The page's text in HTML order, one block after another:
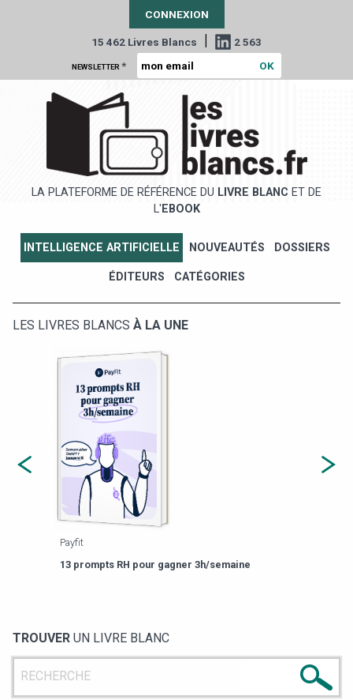
CONNEXION
15 462 Livres Blancs | 2 563
NEWSLETTER *
LA PLATEFORME DE RÉFÉRENCE DU LIVRE BLANC ET DE
L' EBOOK
INTELLIGENCE ARTIFICIELLE NOUVEAUTÉS DOSSIERS
ÉDITEURS CATÉGORIES
LES LIVRES BLANCS À LA UNE
Payfit
13 prompts RH pour gagner 3h/semaine
TROUVER UN LIVRE BLANC